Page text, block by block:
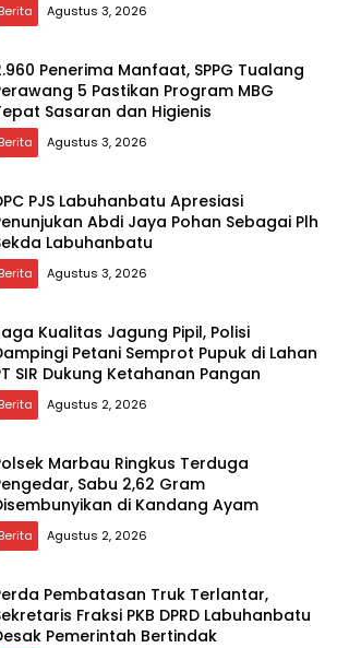
Berita Agustus 3, 2026
Penerima Manfaat, SPPG Tualang
5 Pastikan Program MBG
Sasaran dan Higienis
Berita Agustus 3, 2026
PJS Labuhanbatu Apresiasi
Abdi Jaya Pohan Sebagai Plh
Labuhanbatu
Berita Agustus 3, 2026
Kualitas Jagung Pipil, Polisi
Petani Semprot Pupuk di Lahan
SIR Dukung Ketahanan Pangan
Berita Agustus 2, 2026
Marbau Ringkus Terduga
Sabu 2,62 Gram
di Kandang Ayam
Berita Agustus 2, 2026
Pembatasan Truk Terlantar,
Fraksi PKB DPRD Labuhanbatu
Pemerintah Bertindak